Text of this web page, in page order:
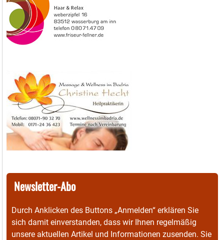
Newsletter-Abo
Durch Anklicken des Buttons „Anmelden“ erklären Sie
sich damit einverstanden, dass wir Ihnen regelmäßig
unsere aktuellen Artikel und Informationen zusenden. Sie